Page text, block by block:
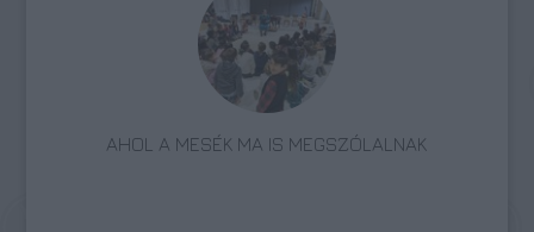
AHOL A MESÉK MA IS MEGSZÓLALNAK